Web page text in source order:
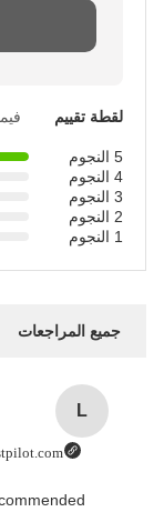
لقطة تقييم
5 النجوم
4 النجوم
جميع المراجعات
L